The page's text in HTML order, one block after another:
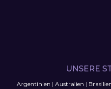
UNSERE
Argentinien | Australien |